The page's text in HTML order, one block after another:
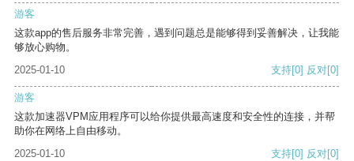
游客
这款app的售后服务非常完善，遇到问题总是能够得到妥善解决，让我能
够放心购物。
2025-01-10
支持[0] 反对[0]
游客
这款加速器VPM应用程序可以给你提供最高速度和安全性的连接，并帮
助你在网络上自由移动。
2025-01-10
支持[0] 反对[0]